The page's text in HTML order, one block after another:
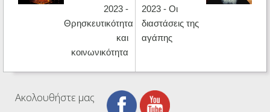
2023 -
Θρησκευτικότητα
και
κοινωνικότητα
2023 - Οι
διαστάσεις της
αγάπης
Ακολουθήστε μας